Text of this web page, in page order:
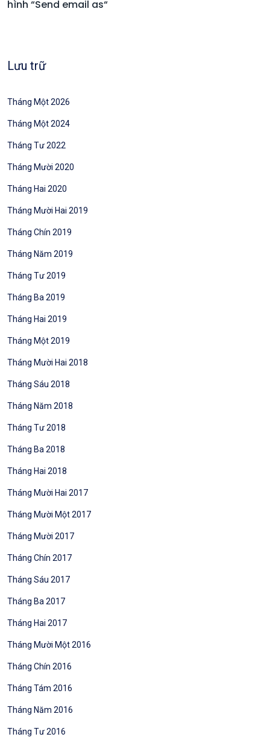
hình “Send email as“
Lưu trữ
Tháng Một 2026
Tháng Một 2024
Tháng Tư 2022
Tháng Mười 2020
Tháng Hai 2020
Tháng Mười Hai 2019
Tháng Chín 2019
Tháng Năm 2019
Tháng Tư 2019
Tháng Ba 2019
Tháng Hai 2019
Tháng Một 2019
Tháng Mười Hai 2018
Tháng Sáu 2018
Tháng Năm 2018
Tháng Tư 2018
Tháng Ba 2018
Tháng Hai 2018
Tháng Mười Hai 2017
Tháng Mười Một 2017
Tháng Mười 2017
Tháng Chín 2017
Tháng Sáu 2017
Tháng Ba 2017
Tháng Hai 2017
Tháng Mười Một 2016
Tháng Chín 2016
Tháng Tám 2016
Tháng Năm 2016
Tháng Tư 2016